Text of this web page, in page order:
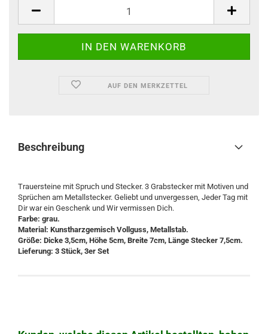
AUF DEN MERKZETTEL
Beschreibung
Trauersteine mit Spruch und Stecker. 3 Grabstecker mit Motiven und
Sprüchen am Metallstecker. Geliebt und unvergessen, Jeder Tag mit
Dir war ein Geschenk und Wir vermissen Dich.
Farbe: grau.
Material: Kunstharzgemisch Vollguss, Metallstab.
Größe: Dicke 3,5cm, Höhe 5cm, Breite 7cm, Länge Stecker 7,5cm.
Lieferung: 3 Stück, 3er Set